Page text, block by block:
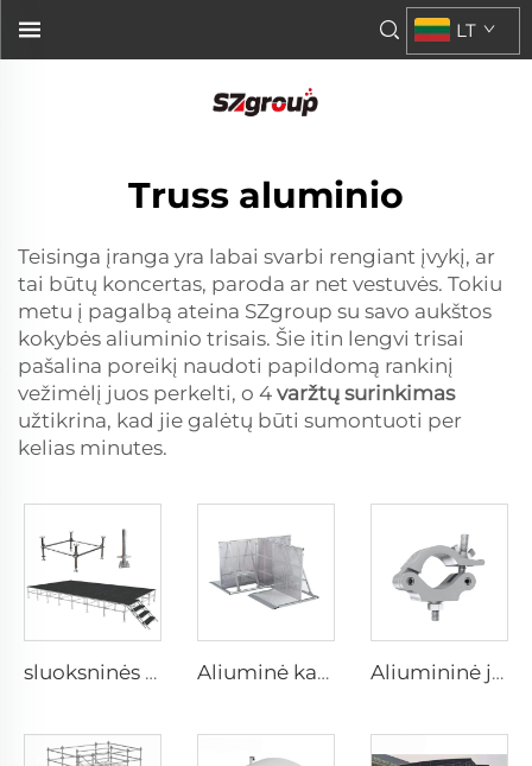
LT
Truss aluminio
Teisinga įranga yra labai svarbi rengiant įvykį, ar
tai būtų koncertas, paroda ar net vestuvės. Tokiu
metu į pagalbą ateina SZgroup su savo aukštos
kokybės aliuminio trisais. Šie itin lengvi trisai
pašalina poreikį naudoti papildomą rankinį
vežimėlį juos perkelti, o 4 varžtų surinkimas
užtikrina, kad jie galėtų būti sumontuoti per
kelias minutes.
sluoksninės scenos Aliuminė kabelių užtvara Aliumininė juoda sidabrinė spiralinė vamzdžių tvirtinimo konstrukcija, stovo tvirtinimo įrenginys, rodyklės konstrukcijos sistema, aliuminio stovo spaustukas